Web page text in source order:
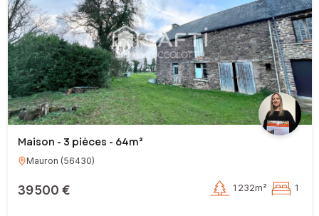
Maison - 3 pièces - 64m²
Mauron (56430)
39 500 € 1 232m² 1